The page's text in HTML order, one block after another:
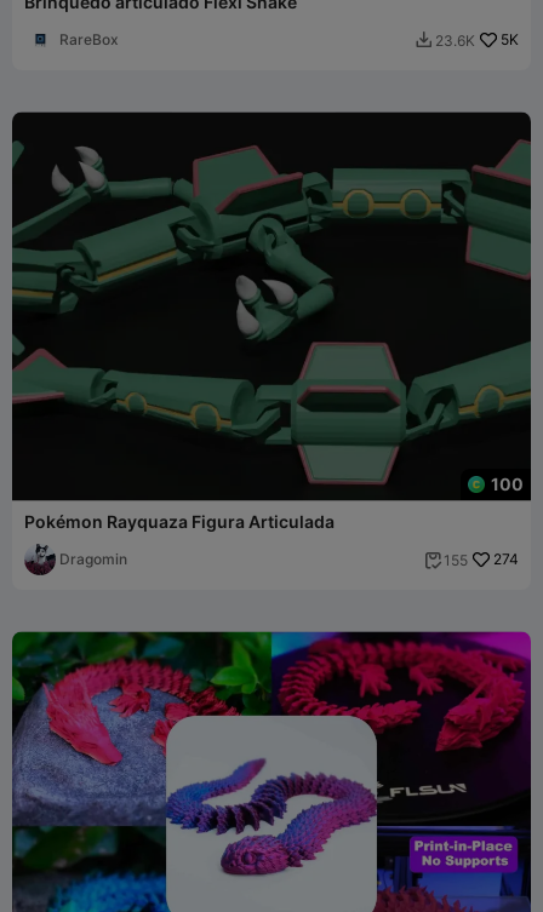
RareBox  23.6K 5K
100
Pokémon Rayquaza Figura Articulada
Dragomin  155 274